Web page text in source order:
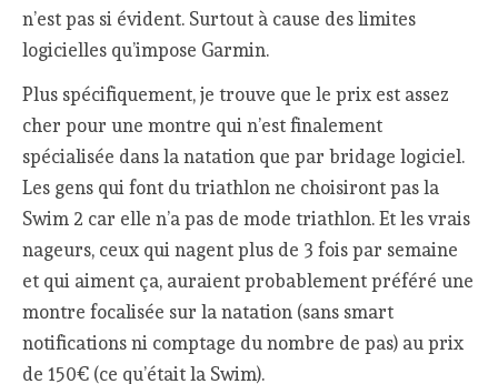
n’est pas si évident. Surtout à cause des limites
logicielles qu’impose Garmin.
Plus spécifiquement, je trouve que le prix est assez
cher pour une montre qui n’est finalement
spécialisée dans la natation que par bridage logiciel.
Les gens qui font du triathlon ne choisiront pas la
Swim 2 car elle n’a pas de mode triathlon. Et les vrais
nageurs, ceux qui nagent plus de 3 fois par semaine
et qui aiment ça, auraient probablement préféré une
montre focalisée sur la natation (sans smart
notifications ni comptage du nombre de pas) au prix
de 150€ (ce qu’était la Swim).